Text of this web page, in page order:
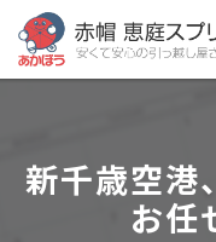
新千歳空港
お任